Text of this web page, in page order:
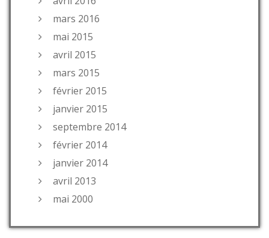
mars 2016
mai 2015
avril 2015
mars 2015
février 2015
janvier 2015
septembre 2014
février 2014
janvier 2014
avril 2013
mai 2000